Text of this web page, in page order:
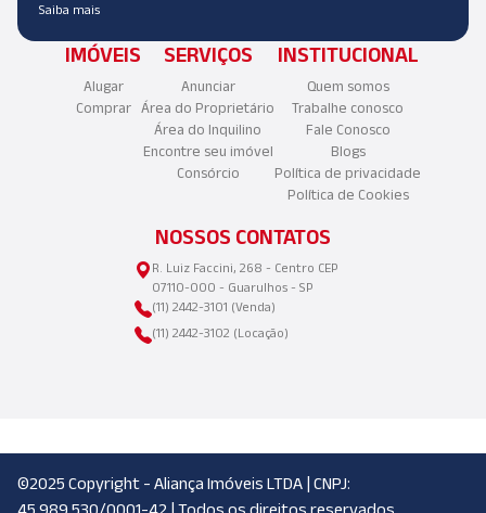
Saiba mais
IMÓVEIS
Alugar
Comprar
SERVIÇOS
Anunciar
Área do Proprietário
Área do Inquilino
Encontre seu imóvel
Consórcio
INSTITUCIONAL
Quem somos
Trabalhe conosco
Fale Conosco
Blogs
Política de privacidade
Política de Cookies
NOSSOS CONTATOS
R. Luiz Faccini, 268 - Centro CEP
07110-000 - Guarulhos - SP
(11) 2442-3101 (Venda)
(11) 2442-3102 (Locação)
©2025 Copyright - Aliança Imóveis LTDA | CNPJ:
45.989.530/0001-42 | Todos os direitos reservados